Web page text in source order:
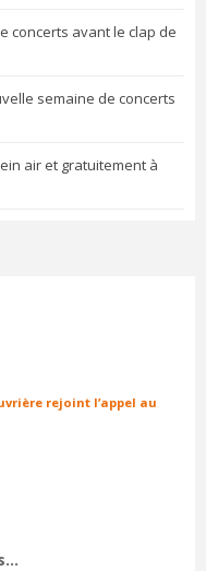
concerts avant le clap de
semaine de concerts
air et gratuitement à
rejoint l’appel au